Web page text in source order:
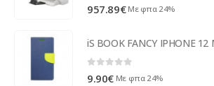
957.89€ Με φπα 24%
iS BOOK FANCY IPHONE
9.90€ Με φπα 24%